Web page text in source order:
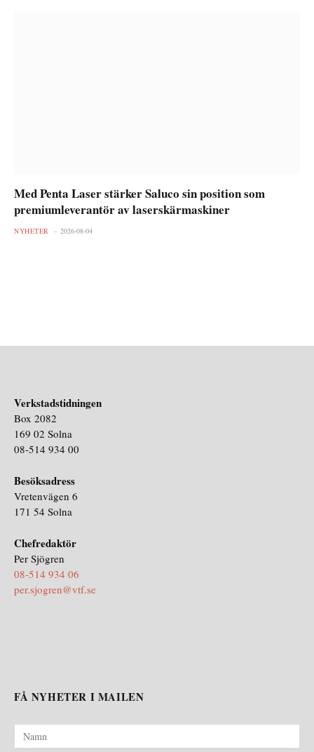
Med Penta Laser stärker Saluco sin position som
premiumleverantör av laserskärmaskiner
NYHETER 2026-08-04
Verkstadstidningen
Box 2082
169 02 Solna
08-514 934 00
Besöksadress
Vretenvägen 6
171 54 Solna
Chefredaktör
Per Sjögren
08-514 934 06
per.sjogren@vtf.se
FÅ NYHETER I MAILEN